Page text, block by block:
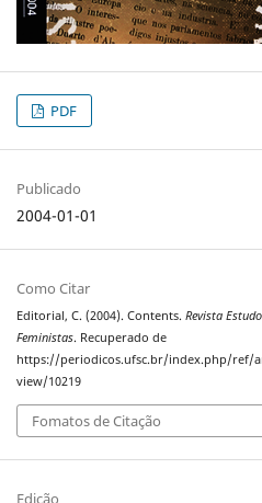
PDF
Publicado
2004-01-01
Como Citar
Editorial, C. (2004). Contents.Revista
Feministas. Recuperado de
https://periodicos.ufsc.br/index.php/ref/
view/10219
Fomatos de Citação
Edição